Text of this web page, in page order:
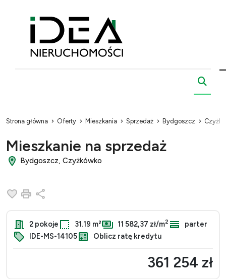
Strona główna Oferty Mieszkania Sprzedaż Bydgoszcz
Mieszkanie na sprzedaż
Bydgoszcz, Czyżkówko
Dodaj do ulubionych
Drukuj
2 pokoje 31.19 m² 11 582,37 zł/m2
parter
IDE-MS-14105
Oblicz ratę kredytu
361 254 zł